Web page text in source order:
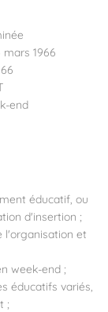
mars 1966
end
éducatif, ou
d'insertion ;
l'organisation et
week-end ;
éducatifs variés,
;